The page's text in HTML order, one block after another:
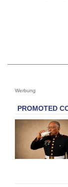
Werbung